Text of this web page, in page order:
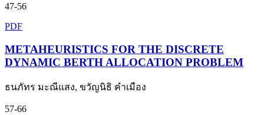
47-56
PDF
METAHEURISTICS FOR THE DISCRETE
DYNAMIC BERTH ALLOCATION PROBLEM
ธนภัทร มะณีแสง, ขวัญนิธิ คำเมือง
57-66